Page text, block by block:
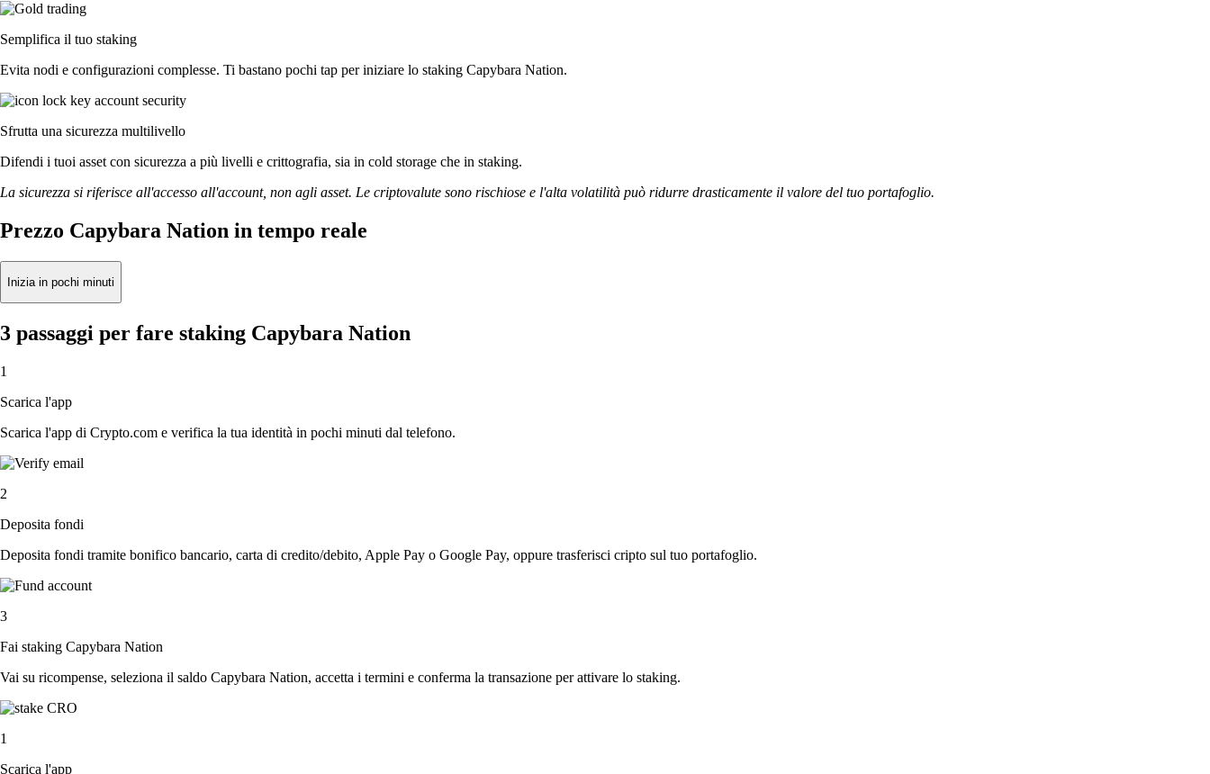
Semplifica il tuo staking
Evita nodi e configurazioni complesse. Ti bastano pochi tap per iniziare lo staking Capybara Nation.
Sfrutta una sicurezza multilivello
Difendi i tuoi asset con sicurezza a più livelli e crittografia, sia in cold storage che in staking.
La sicurezza si riferisce all'accesso all'account, non agli asset. Le criptovalute sono rischiose e l'alta volatilità può ridurre drasticamente il valore del tuo portafoglio.
Prezzo Capybara Nation in tempo reale
Inizia in pochi minuti
3 passaggi per fare staking Capybara Nation
1
Scarica l'app
Scarica l'app di Crypto.com e verifica la tua identità in pochi minuti dal telefono.
2
Deposita fondi
Deposita fondi tramite bonifico bancario, carta di credito/debito, Apple Pay o Google Pay, oppure trasferisci cripto sul tuo portafoglio.
3
Fai staking Capybara Nation
Vai su ricompense, seleziona il saldo Capybara Nation, accetta i termini e conferma la transazione per attivare lo staking.
1
Scarica l'app